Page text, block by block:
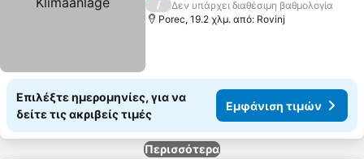
/
Δεν υπάρχει διαθέσιμη βαθμολογία
Porec, 19.2 χλμ. από: Rovinj
Επιλέξτε ημερομηνίες, για να
δείτε τις ακριβείς τιμές
Εμφάνιση τιμών
Περισσότερα